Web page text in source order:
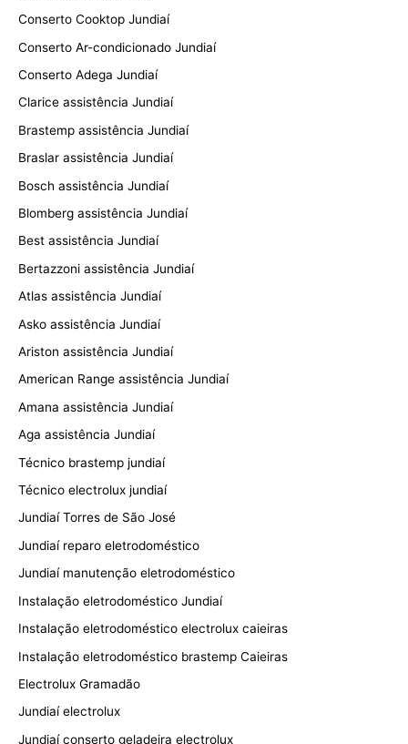
Conserto Cooktop Jundiaí
Conserto Ar-condicionado Jundiaí
Conserto Adega Jundiaí
Clarice assistência Jundiaí
Brastemp assistência Jundiaí
Braslar assistência Jundiaí
Bosch assistência Jundiaí
Blomberg assistência Jundiaí
Best assistência Jundiaí
Bertazzoni assistência Jundiaí
Atlas assistência Jundiaí
Asko assistência Jundiaí
Ariston assistência Jundiaí
American Range assistência Jundiaí
Amana assistência Jundiaí
Aga assistência Jundiaí
Técnico brastemp jundiaí
Técnico electrolux jundiaí
Jundiaí Torres de São José
Jundiaí reparo eletrodoméstico
Jundiaí manutenção eletrodoméstico
Instalação eletrodoméstico Jundiaí
Instalação eletrodoméstico electrolux caieiras
Instalação eletrodoméstico brastemp Caieiras
Electrolux Gramadão
Jundiaí electrolux
Jundiaí conserto geladeira electrolux